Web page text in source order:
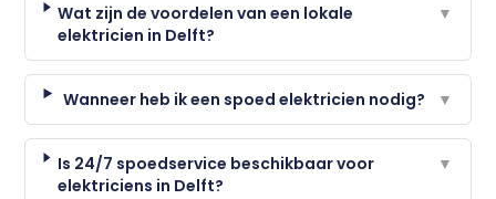
Wat zijn de voordelen van een lokale
elektricien in Delft?
▼
Wanneer heb ik een spoed elektricien nodig? ▼
Is 24/7 spoedservice beschikbaar voor
elektriciens in Delft?
▼